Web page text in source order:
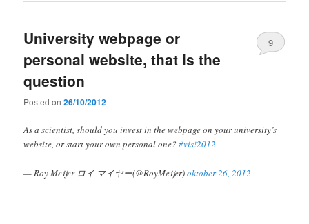
University webpage or
personal website, that is the
question
Posted on26/10/2012
9
As a scientist, should you invest in the webpage on your university’s
website, or start your own personal one?#visi2012
— Roy Meijer ロイ マイヤー(@RoyMeijer)oktober 26, 2012